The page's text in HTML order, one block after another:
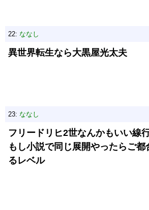
22: ななし
異世界転生なら大黒屋光太夫
23: ななし
フリードリヒ2世なんかもいい線
もし小説で同じ展開やったらご都
るレベル